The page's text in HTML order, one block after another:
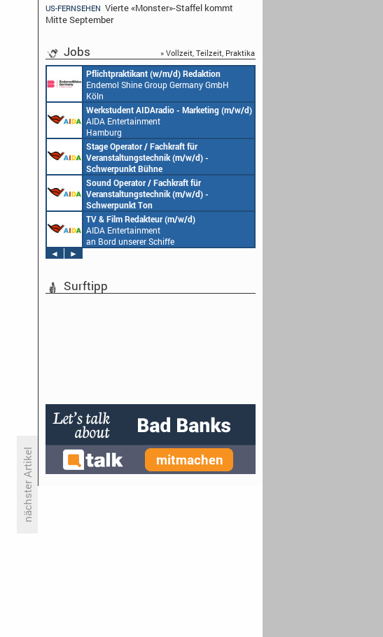
nächster Artikel
US-FERNSEHEN Vierte «Monster»-Staffel kommt
Mitte September
Jobs » Vollzeit, Teilzeit, Praktika
Pflichtpraktikant (w/m/d) Redaktion
Endemol Shine Group Germany GmbH
Köln
Werkstudent AIDAradio - Marketing (m/w/d)
AIDA Entertainment
Hamburg
Stage Operator / Fachkraft für
Veranstaltungstechnik (m/w/d) -
Schwerpunkt Bühne
AIDA Entertainment
an Bord unserer Schiffe
Sound Operator / Fachkraft für
Veranstaltungstechnik (m/w/d) -
Schwerpunkt Ton
AIDA Entertainment
an Bord unserer Schiffe
TV & Film Redakteur (m/w/d)
AIDA Entertainment
an Bord unserer Schiffe
◄
►
Surftipp